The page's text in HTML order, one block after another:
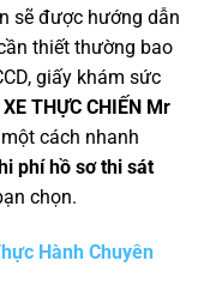
sẽ được hướng dẫn
thiết thường bao
giấy khám sức
THỰC CHIẾN Mr
cách nhanh
phí hồ sơ thi sát
chọn.
Hành Chuyên